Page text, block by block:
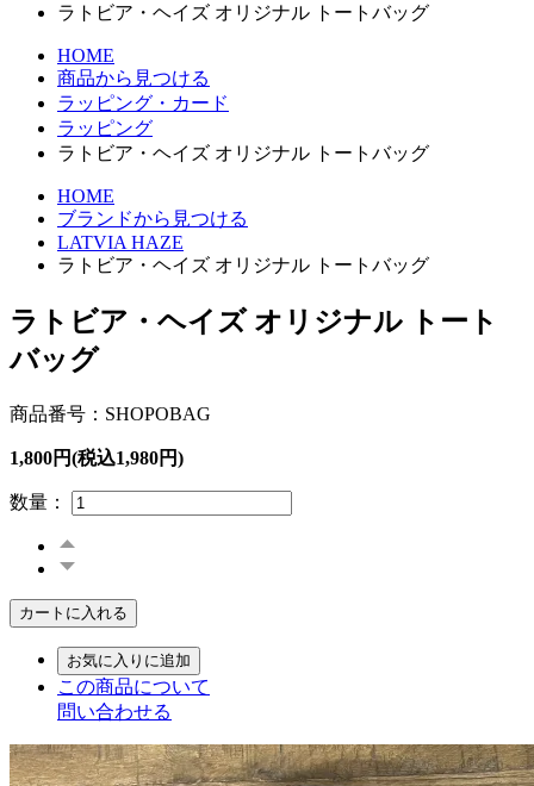
ラトビア・ヘイズ オリジナル トートバッグ
HOME
商品から見つける
ラッピング・カード
ラッピング
ラトビア・ヘイズ オリジナル トートバッグ
HOME
ブランドから見つける
LATVIA HAZE
ラトビア・ヘイズ オリジナル トートバッグ
ラトビア・ヘイズ オリジナル トート
バッグ
商品番号：SHOPOBAG
1,800円(税込1,980円)
数量：
カートに入れる
お気に入りに追加
この商品について
問い合わせる